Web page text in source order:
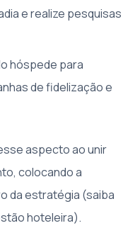
e realize pesquisas
hóspede para
de fidelização e
aspecto ao unir
colocando a
da estratégia (saiba
hoteleira).